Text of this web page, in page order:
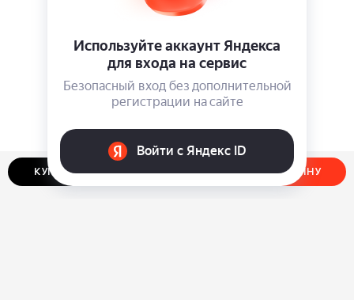
КУПИТЬ В ОДИН КЛИК ДОБАВИТЬ В КОРЗИНУ